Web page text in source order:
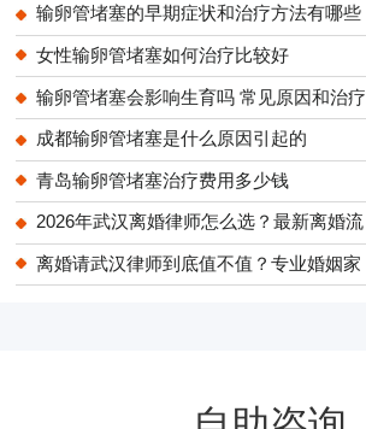
输卵管堵塞的早期症状和治疗方法有哪些
女性输卵管堵塞如何治疗比较好
输卵管堵塞会影响生育吗 常见原因和治疗
成都输卵管堵塞是什么原因引起的
青岛输卵管堵塞治疗费用多少钱
2026年武汉离婚律师怎么选？最新离婚流
离婚请武汉律师到底值不值？专业婚姻家